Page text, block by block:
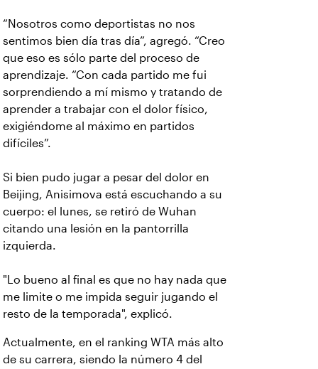
“Nosotros como deportistas no nos
sentimos bien día tras día”, agregó. “Creo
que eso es sólo parte del proceso de
aprendizaje. “Con cada partido me fui
sorprendiendo a mí mismo y tratando de
aprender a trabajar con el dolor físico,
exigiéndome al máximo en partidos
difíciles”.
Si bien pudo jugar a pesar del dolor en
Beijing, Anisimova está escuchando a su
cuerpo: el lunes, se retiró de Wuhan
citando una lesión en la pantorrilla
izquierda.
"Lo bueno al final es que no hay nada que
me limite o me impida seguir jugando el
resto de la temporada", explicó.
Actualmente, en el ranking WTA más alto
de su carrera, siendo la número 4 del